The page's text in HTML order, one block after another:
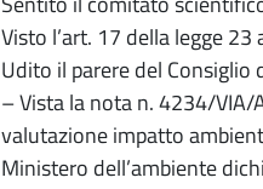
Visto l’art. 17 della legge
Udito il parere del Consiglio
– Vista la nota n. 4234/VIA/
valutazione impatto
Ministero dell’ambiente